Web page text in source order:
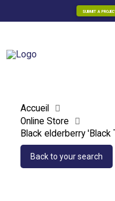
SUBMIT A
Accueil
Online Store
Black elderberry
Back to your search